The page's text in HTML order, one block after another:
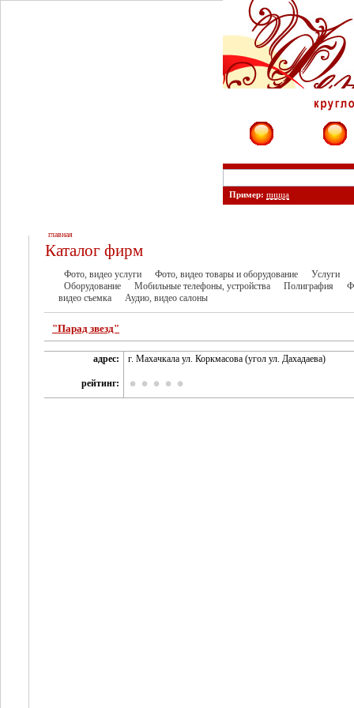
Пример: пицца
главная
Каталог фирм
Фото, видео услуги Фото, видео товары и оборудование
Услуги
Оборудование
Мобильные телефоны, устройства Полиграфия
видео съемка
Аудио, видео салоны
"Парад звезд"
адрес: г. Махачкала ул. Коркмасова (угол ул. Дахадаева)
рейтинг: